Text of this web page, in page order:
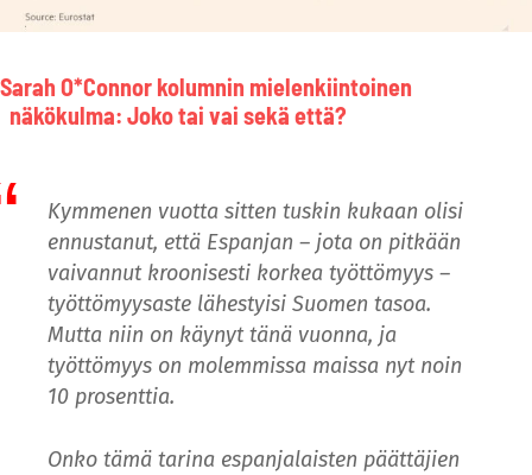
Sarah O*Connor kolumnin mielenkiintoinen
näkökulma: Joko tai vai sekä että?
Kymmenen vuotta sitten tuskin kukaan olisi
ennustanut, että Espanjan – jota on pitkään
vaivannut kroonisesti korkea työttömyys –
työttömyysaste lähestyisi Suomen tasoa.
Mutta niin on käynyt tänä vuonna, ja
työttömyys on molemmissa maissa nyt noin
10 prosenttia.
Onko tämä tarina espanjalaisten päättäjien